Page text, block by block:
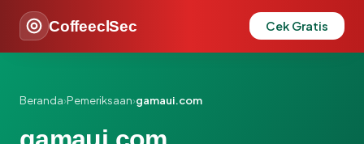
CoffeeclSec Cek Gratis
Beranda›Pemeriksaan›gamaui.com